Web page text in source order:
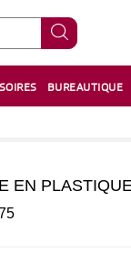
BUREAUTIQUE
EN